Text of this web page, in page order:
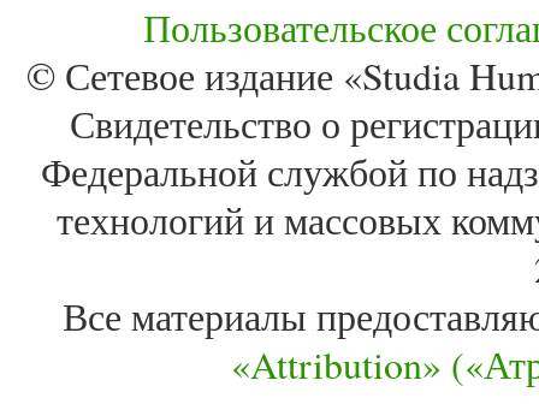
Пользовательское
© Сетевое издание «Studia
Свидетельство о
Федеральной службой по
технологий и массовых
Все материалы
«Attribution»